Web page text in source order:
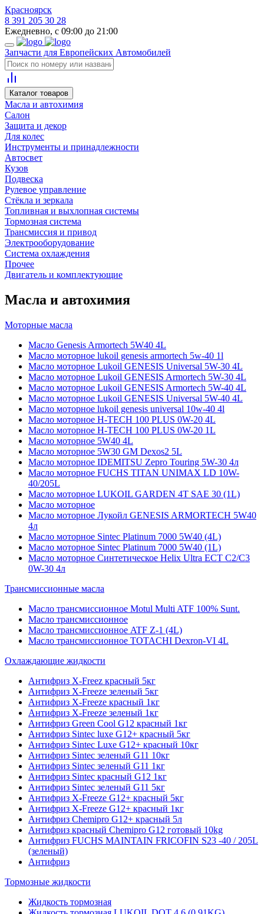
Красноярск
8 391 205 30 28
Ежедневно, с 09:00 до 21:00
Запчасти для Европейских Автомобилей
Каталог товаров
Масла и автохимия
Салон
Защита и декор
Для колес
Инструменты и принадлежности
Автосвет
Кузов
Подвеска
Рулевое управление
Стёкла и зеркала
Топливная и выхлопная системы
Тормозная система
Трансмиссия и привод
Электрооборудование
Система охлаждения
Прочее
Двигатель и комплектующие
Масла и автохимия
Моторные масла
Масло Genesis Armortech 5W40 4L
Масло моторное lukoil genesis armortech 5w-40 1l
Масло моторное Lukoil GENESIS Universal 5W-30 4L
Масло моторное Lukoil GENESIS Armortech 5W-30 4L
Масло моторное Lukoil GENESIS Armortech 5W-40 4L
Масло моторное Lukoil GENESIS Universal 5W-40 4L
Масло моторное lukoil genesis universal 10w-40 4l
Масло моторное H-TECH 100 PLUS 0W-20 4L
Масло моторное H-TECH 100 PLUS 0W-20 1L
Масло моторное 5W40 4L
Масло моторное 5W30 GM Dexos2 5L
Масло моторное IDEMITSU Zepro Touring 5W-30 4л
Масло моторное FUCHS TITAN UNIMAX LD 10W-
40/205L
Масло моторное LUKOIL GARDEN 4Т SAE 30 (1L)
Масло моторное
Масло моторное Лукойл GENESIS ARMORTECH 5W40
4л
Масло моторное Sintec Platinum 7000 5W40 (4L)
Масло моторное Sintec Platinum 7000 5W40 (1L)
Масло моторное Синтетическое Helix Ultra ECT C2/C3
0W-30 4л
Трансмиссионные масла
Масло трансмиссионное Motul Multi ATF 100% Sunt.
Масло трансмиссионное
Масло трансмиссионное ATF Z-1 (4L)
Масло трансмиссионное TOTACHI Dexron-VI 4L
Охлаждающие жидкости
Антифриз X-Freez красный 5кг
Антифриз X-Freeze зеленый 5кг
Антифриз X-Freeze красный 1кг
Антифриз X-Freeze зеленый 1кг
Антифриз Green Cool G12 красный 1кг
Антифриз Sintec luxe G12+ красный 5кг
Антифриз Sintec Luxe G12+ красный 10кг
Антифриз Sintec зеленый G11 10кг
Антифриз Sintec зеленый G11 1кг
Антифриз Sintec красный G12 1кг
Антифриз Sintec зеленый G11 5кг
Антифриз X-Freeze G12+ красный 5кг
Антифриз X-Freeze G12+ красный 1кг
Антифриз Chemipro G12+ красный 5л
Антифриз красный Chemipro G12 готовый 10kg
Антифриз FUCHS MAINTAIN FRICOFIN S23 -40 / 205L
(зеленый)
Антифриз
Тормозные жидкости
Жидкость тормозная